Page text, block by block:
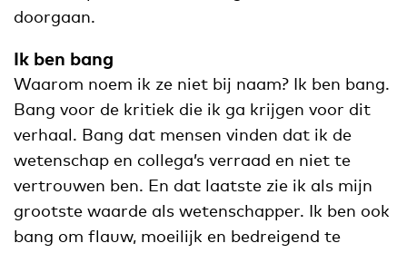
doorgaan.
Ik ben bang
Waarom noem ik ze niet bij naam? Ik ben bang.
Bang voor de kritiek die ik ga krijgen voor dit
verhaal. Bang dat mensen vinden dat ik de
wetenschap en collega’s verraad en niet te
vertrouwen ben. En dat laatste zie ik als mijn
grootste waarde als wetenschapper. Ik ben ook
bang om flauw, moeilijk en bedreigend te